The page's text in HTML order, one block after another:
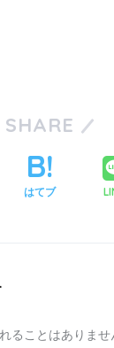
SHARE
はてブ
ることはありませ